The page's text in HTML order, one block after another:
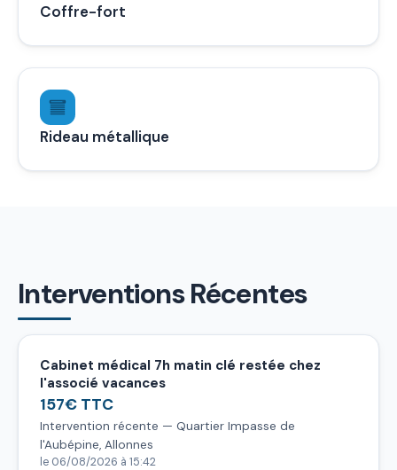
Coffre-fort
Rideau métallique
Interventions Récentes
Cabinet médical 7h matin clé restée chez
l'associé vacances
157€ TTC
Intervention récente — Quartier Impasse de
l'Aubépine, Allonnes
le 06/08/2026 à 15:42